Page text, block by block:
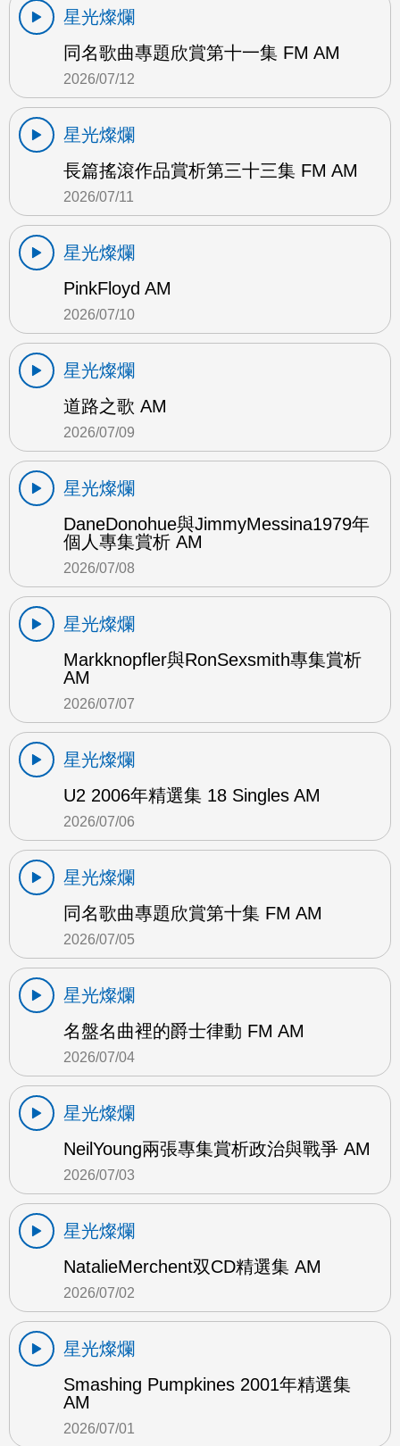
星光燦爛
同名歌曲專題欣賞第十一集 FM AM
2026/07/12
星光燦爛
長篇搖滾作品賞析第三十三集 FM AM
2026/07/11
星光燦爛
PinkFloyd AM
2026/07/10
星光燦爛
道路之歌 AM
2026/07/09
星光燦爛
DaneDonohue與JimmyMessina1979年
個人專集賞析 AM
2026/07/08
星光燦爛
Markknopfler與RonSexsmith專集賞析
AM
2026/07/07
星光燦爛
U2 2006年精選集 18 Singles AM
2026/07/06
星光燦爛
同名歌曲專題欣賞第十集 FM AM
2026/07/05
星光燦爛
名盤名曲裡的爵士律動 FM AM
2026/07/04
星光燦爛
NeilYoung兩張專集賞析政治與戰爭 AM
2026/07/03
星光燦爛
NatalieMerchent双CD精選集 AM
2026/07/02
星光燦爛
Smashing Pumpkines 2001年精選集
AM
2026/07/01